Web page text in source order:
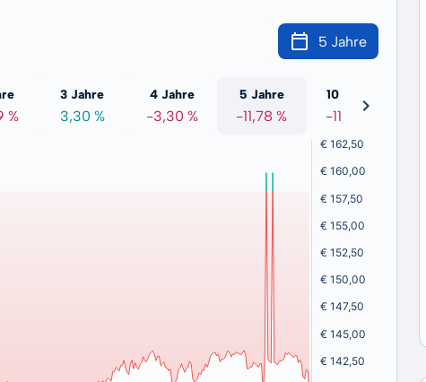
5 Jahre
%
3 Jahre
3,30 %
4 Jahre
-3,30 %
5 Jahre
-11,78 %
10 Jahre
-11,55 %